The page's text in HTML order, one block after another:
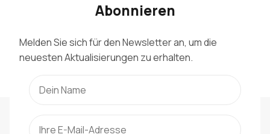
Abonnieren
Melden Sie sich für den Newsletter an, um die
neuesten Aktualisierungen zu erhalten.